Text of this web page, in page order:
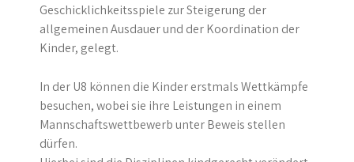
Geschicklichkeitsspiele zur Steigerung der
allgemeinen Ausdauer und der Koordination der
Kinder, gelegt.
In der U8 können die Kinder erstmals Wettkämpfe
besuchen, wobei sie ihre Leistungen in einem
Mannschaftswettbewerb unter Beweis stellen
dürfen.